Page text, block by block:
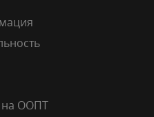
на ООПТ